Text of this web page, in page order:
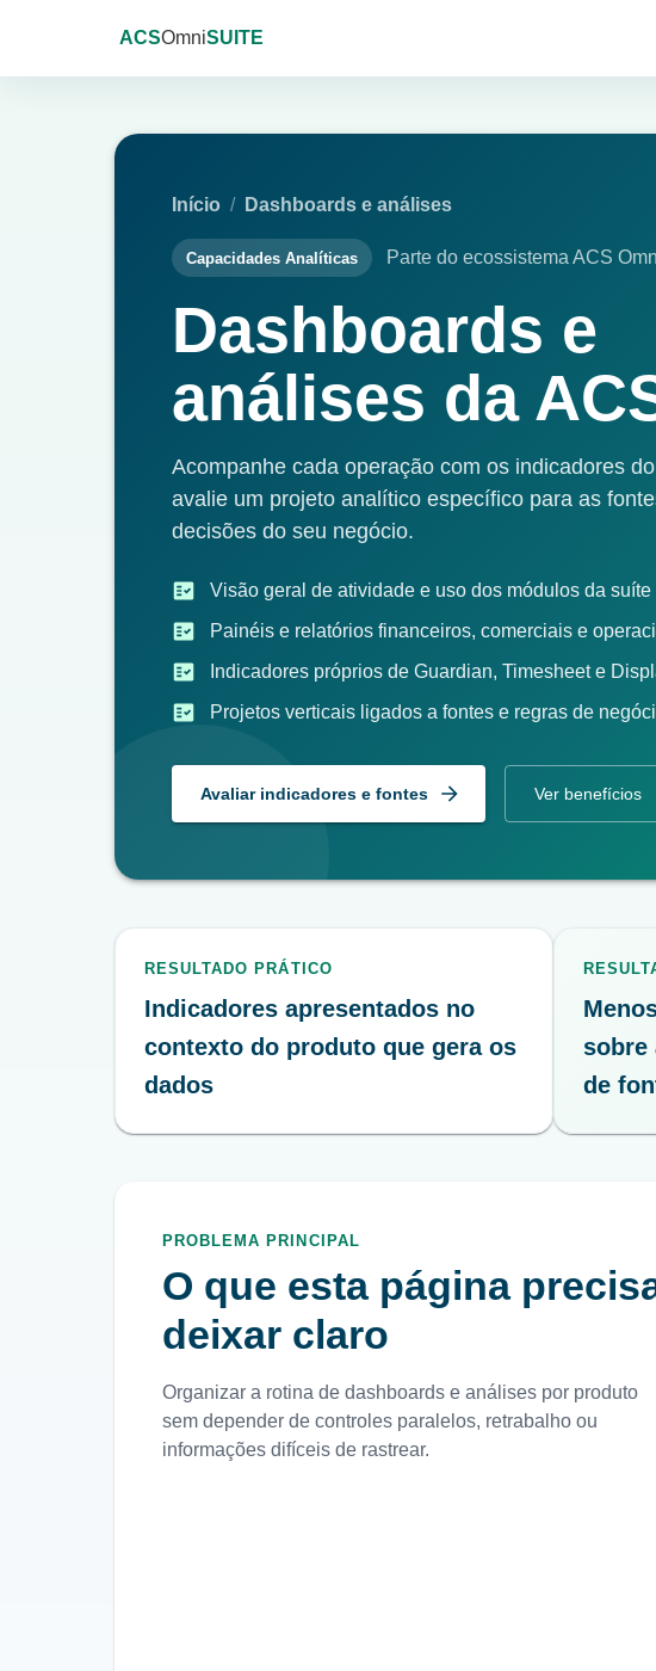
ACSOmniSUITE
Início / Dashboards e análises
Capacidades Analíticas Parte do ecossistema ACS
Dashboards e
análises da
Acompanhe cada operação com os indicadores
avalie um projeto analítico específico para as
decisões do seu negócio.
Visão geral de atividade e uso dos módulos da suíte
Painéis e relatórios financeiros, comerciais e
Indicadores próprios de Guardian, Timesheet e
Projetos verticais ligados a fontes e regras de
Avaliar indicadores e fontes Ver benefícios
RESULTADO PRÁTICO
Indicadores apresentados no
contexto do produto que gera os
dados
sobre
de
PROBLEMA PRINCIPAL
O que esta página
deixar claro
Organizar a rotina de dashboards e análises por produto
sem depender de controles paralelos, retrabalho ou
informações difíceis de rastrear.